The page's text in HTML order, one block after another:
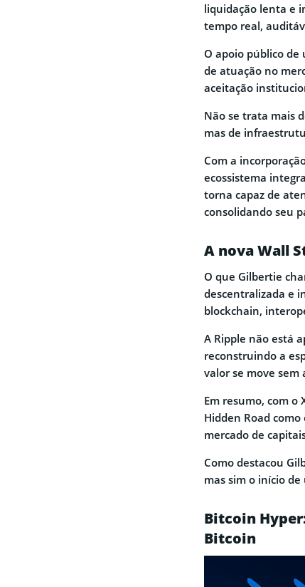
liquidação lenta e
tempo real,
O apoio público de
de atuação no
aceitação
Não se trata mais
mas de
Com a
ecossistema
torna capaz de
consolidando seu
A nova Wall
O que Gilbertie
descentralizada e
blockchain,
A Ripple não está
reconstruindo a
valor se move sem
Em resumo, com o
Hidden Road
mercado de
Como destacou
mas sim o início
Bitcoin
Bitcoin